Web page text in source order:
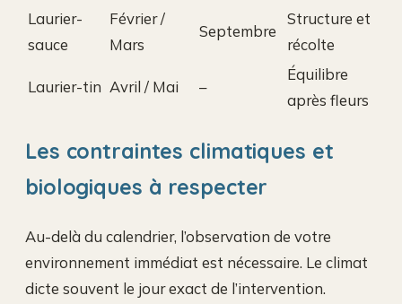
Laurier-
sauce
Février /
Mars
Septembre
Structure et
récolte
Laurier-tin Avril / Mai –
Équilibre
après fleurs
Les contraintes climatiques et
biologiques à respecter
Au-delà du calendrier, l’observation de votre
environnement immédiat est nécessaire. Le climat
dicte souvent le jour exact de l’intervention.